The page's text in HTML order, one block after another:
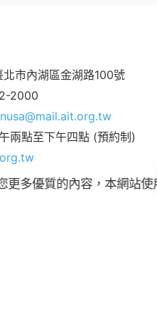
北市內湖區金湖路100號
2000
兩點至下午四點 (預約制)
更多優質的內容，本網站